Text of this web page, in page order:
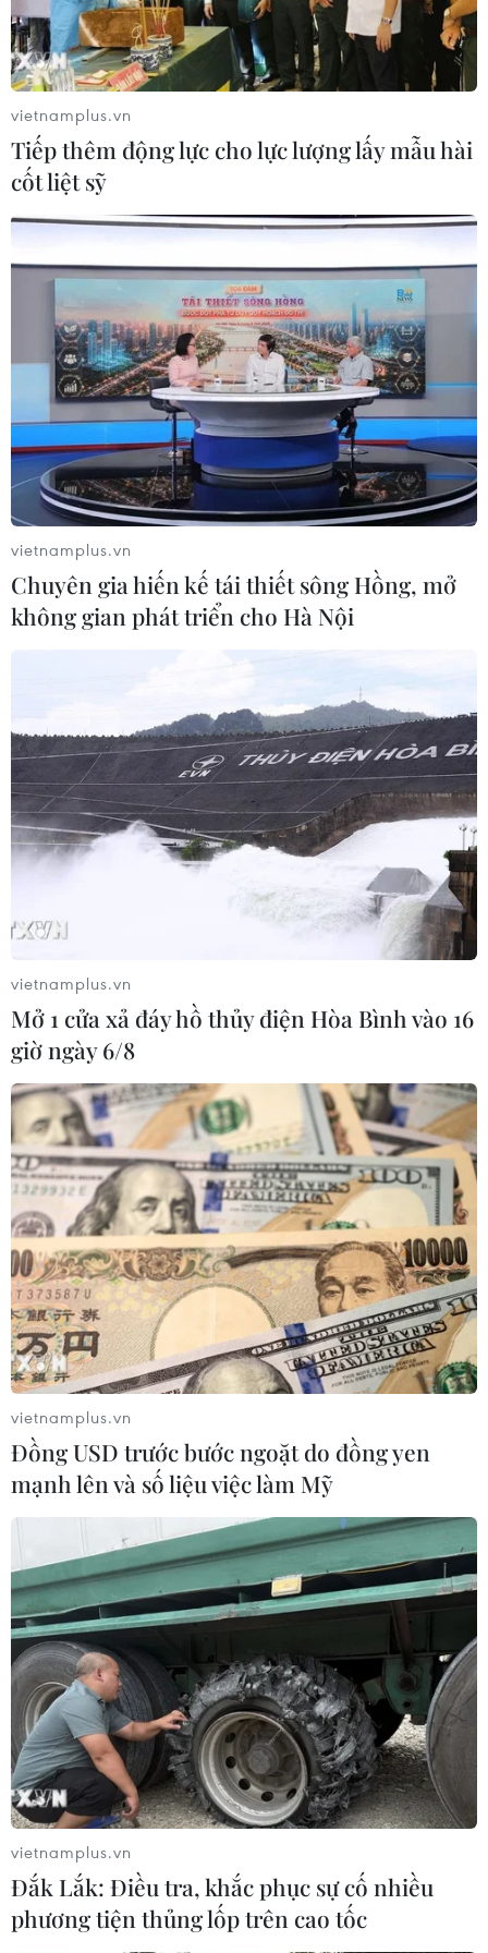
Bahrain kêu gọi quốc tế cùng hành động
để đảm an ninh và hòa bình
12/03/2023 02:28
Phát biểu khai mạc Đại hội đồng IPU-146, Phó Thủ tướng
Bahrain nhấn mạnh mục tiêu của IPU-146 hướng tới các
nỗ lực chấm dứt chiến tranh và khủng hoảng, hỗ trợ các
mục tiêu phát triển bền vững.
vietnamplus.vn
Tiếp thêm động lực cho lực lượng lấy mẫu hài
cốt liệt sỹ
vietnamplus.vn
Chuyên gia hiến kế tái thiết sông Hồng, mở
không gian phát triển cho Hà Nội
vietnamplus.vn
Mở 1 cửa xả đáy hồ thủy điện Hòa Bình vào 16
giờ ngày 6/8
vietnamplus.vn
Đồng USD trước bước ngoặt do đồng yen
mạnh lên và số liệu việc làm Mỹ
vietnamplus.vn
Đắk Lắk: Điều tra, khắc phục sự cố nhiều
phương tiện thủng lốp trên cao tốc